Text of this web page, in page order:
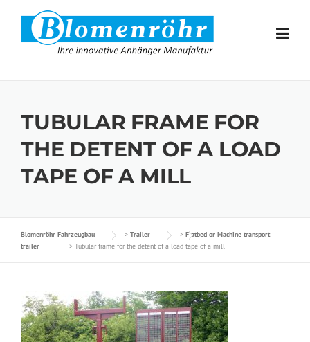
Skip to content
TUBULAR FRAME FOR
THE DETENT OF A LOAD
TAPE OF A MILL
Blomenröhr Fahrzeugbau > Trailer > Flatbed or Machine transport
trailer
> Tubular frame for the detent of a load tape of a mill